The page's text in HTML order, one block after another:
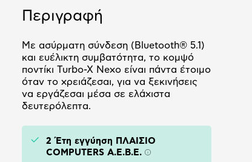
Περιγραφή
Με ασύρματη σύνδεση (Bluetooth® 5.1)
και ευέλικτη συμβατότητα, το κομψό
ποντίκι Turbo-X Nexo είναι πάντα έτοιμο
όταν το χρειάζεσαι, για να ξεκινήσεις
να εργάζεσαι μέσα σε ελάχιστα
δευτερόλεπτα.
2 Έτη εγγύηση ΠΛΑΙΣΙΟ
COMPUTERS A.E.B.E. Πληροφορίες